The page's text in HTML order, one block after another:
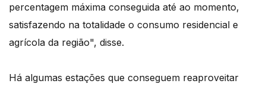
percentagem máxima conseguida até ao momento,
satisfazendo na totalidade o consumo residencial e
agrícola da região", disse.
Há algumas estações que conseguem reaproveitar